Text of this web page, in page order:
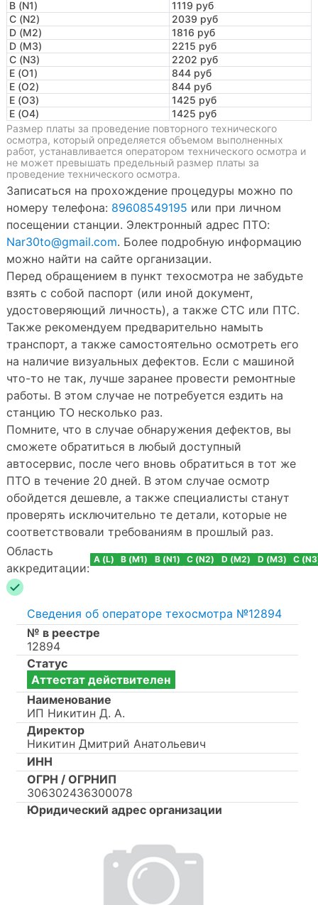
B (N1)
1119 руб
C (N2)
2039 руб
D (M2)
1816 руб
D (M3)
2215 руб
C (N3)
2202 руб
E (O1)
844 руб
E (O2)
844 руб
E (O3)
1425 руб
E (O4)
1425 руб
Размер платы за проведение повторного технического
осмотра, который определяется объемом выполненных
работ, устанавливается оператором технического осмотра и
не может превышать предельный размер платы за
проведение технического осмотра.
Записаться на прохождение процедуры можно по
номеру телефона: 89608549195 или при личном
посещении станции. Электронный адрес ПТО:
Nar30to@gmail.com. Более подробную информацию
можно найти на сайте организации.
Перед обращением в пункт техосмотра не забудьте
взять с собой паспорт (или иной документ,
удостоверяющий личность), а также СТС или ПТС.
Также рекомендуем предварительно намыть
транспорт, а также самостоятельно осмотреть его
на наличие визуальных дефектов. Если с машиной
что-то не так, лучше заранее провести ремонтные
работы. В этом случае не потребуется ездить на
станцию ТО несколько раз.
Помните, что в случае обнаружения дефектов, вы
сможете обратиться в любый доступный
автосервис, после чего вновь обратиться в тот же
ПТО в течение 20 дней. В этом случае осмотр
обойдется дешевле, а также специалисты станут
проверять исключительно те детали, которые не
соответствовали требованиям в прошлый раз.
Область
аккредитации:
A (L) B (M1) B (N1) C (N2) D (M2) D (M3) C
Сведения об операторе техосмотра №12894
№ в реестре
12894
Статус
Аттестат действителен
Наименование
ИП Никитин Д. А.
Директор
Никитин Дмитрий Анатольевич
ИНН
ОГРН / ОГРНИП
306302436300078
Юридический адрес организации